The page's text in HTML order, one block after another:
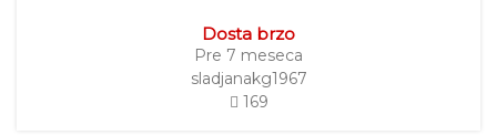
Dosta brzo
Pre 7 meseca
sladjanakg1967
169